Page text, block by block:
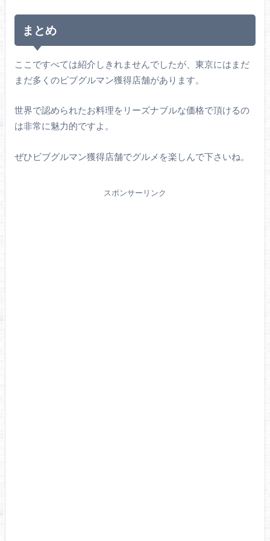
まとめ
ここですべては紹介しきれませんでしたが、東京にはまだ
まだ多くのビブグルマン獲得店舗があります。
世界で認められたお料理をリーズナブルな価格で頂けるの
は非常に魅力的ですよ。
ぜひビブグルマン獲得店舗でグルメを楽しんで下さいね。
スポンサーリンク